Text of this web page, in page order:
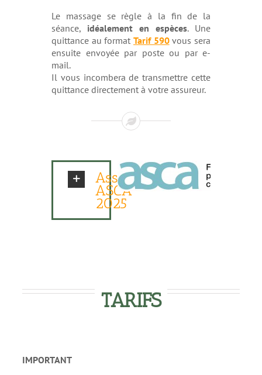
Le massage se règle à la fin de la
séance, idéalement en espèces. Une
quittance au format Tarif 590vous sera
ensuite envoyée par poste ou par e-
mail.
Il vous incombera de transmettre cette
quittance directement à votre assureur.
Assureurs
ASCA
2025
TARIFS
IMPORTANT